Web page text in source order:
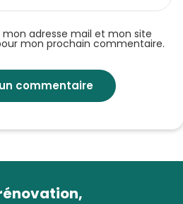
adresse mail et mon site
mon prochain commentaire.